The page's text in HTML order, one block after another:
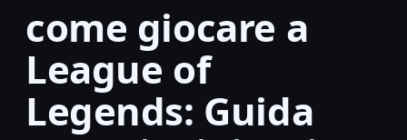
come giocare a
League of
Legends: Guida